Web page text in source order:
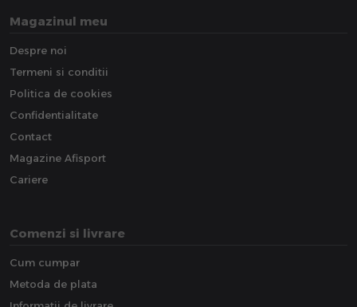
Magazinul meu
Despre noi
Termeni si conditii
Politica de cookies
Confidentialitate
Contact
Magazine Afisport
Cariere
Comenzi si livrare
Cum cumpar
Metoda de plata